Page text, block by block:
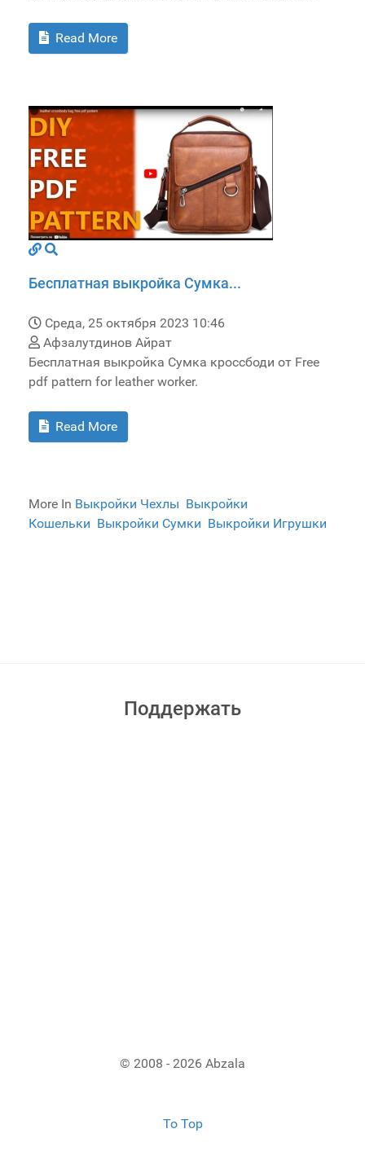
Read More
Бесплатная выкройка Сумка...
Среда, 25 октября 2023 10:46
Афзалутдинов Айрат
Бесплатная выкройка Сумка кроссбоди от Free
pdf pattern for leather worker.
Read More
More In Выкройки Чехлы Выкройки
Кошельки Выкройки Сумки Выкройки Игрушки
Поддержать
© 2008 - 2026 Abzala
To Top